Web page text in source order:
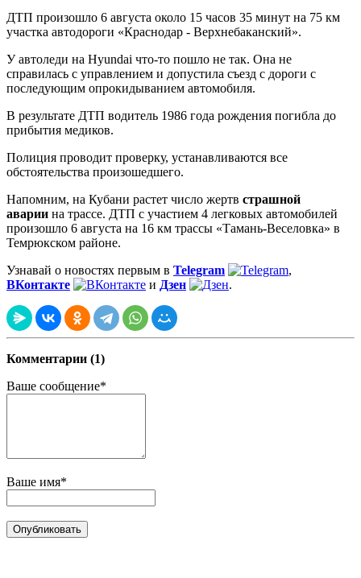
ДТП произошло 6 августа около 15 часов 35 минут на 75 км
участка автодороги «Краснодар - Верхнебаканский».
У автоледи на Hyundai что-то пошло не так. Она не
справилась с управлением и допустила съезд с дороги с
последующим опрокидыванием автомобиля.
В результате ДТП водитель 1986 года рождения погибла до
прибытия медиков.
Полиция проводит проверку, устанавливаются все
обстоятельства произошедшего.
Напомним, на Кубани растет число жертв страшной
аварии на трассе. ДТП с участием 4 легковых автомобилей
произошло 6 августа на 16 км трассы «Тамань-Веселовка» в
Темрюкском районе.
Узнавай о новостях первым в Telegram
,
ВКонтакте
и Дзен .
Комментарии (1)
Ваше сообщение*
Ваше имя*